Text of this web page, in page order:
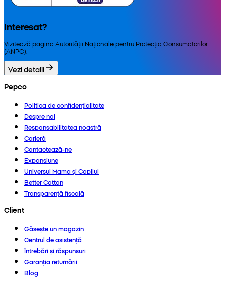
Interesat?
Vizitează pagina Autorității Naționale pentru Protecția Consumatorilor
(ANPC).
Vezi detalii
Pepco
Politica de confidențialitate
Despre noi
Responsabilitatea noastră
Carieră
Contactează-ne
Expansiune
Universul Mama și Copilul
Better Cotton
Transparență fiscală
Client
Găsește un magazin
Centrul de asistență
Întrebări și răspunsuri
Garanția returnării
Blog